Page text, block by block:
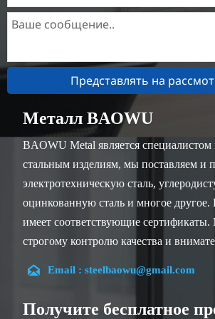
Представлять на
Металл BAOWU
BAOWU Metal является
стальным изделиям, мы поставляем и
электротехническую сталь,
оцинкованную сталь и многое другое.
имеет соответствующие
строгому контролю качества и
всегда готовы обсудить ваши
 Email : steelbaowu@gmail.com
Получите бесплатное